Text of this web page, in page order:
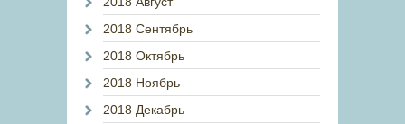
2018 Сентябрь
2018 Октябрь
2018 Ноябрь
2018 Декабрь